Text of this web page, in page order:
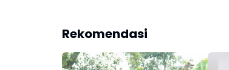
Rekomendasi